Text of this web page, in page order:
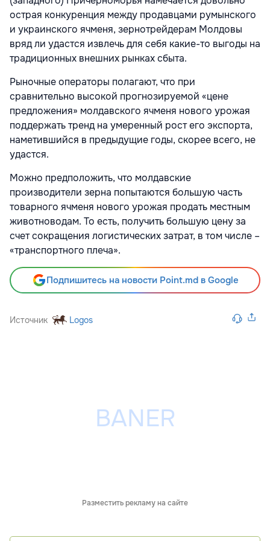
острая конкуренция между продавцами румынского
и украинского ячменя, зернотрейдерам Молдовы
вряд ли удастся извлечь для себя какие-то выгоды на
традиционных внешних рынках сбыта.
Рыночные операторы полагают, что при
сравнительно высокой прогнозируемой «цене
предложения» молдавского ячменя нового урожая
поддержать тренд на умеренный рост его экспорта,
наметившийся в предыдущие годы, скорее всего, не
удастся.
Можно предположить, что молдавские
производители зерна попытаются большую часть
товарного ячменя нового урожая продать местным
животноводам. То есть, получить большую цену за
счет сокращения логистических затрат, в том числе –
«транспортного плеча».
Подпишитесь на новости Point.md в Google
Источник Logos
Разместить рекламу на сайте